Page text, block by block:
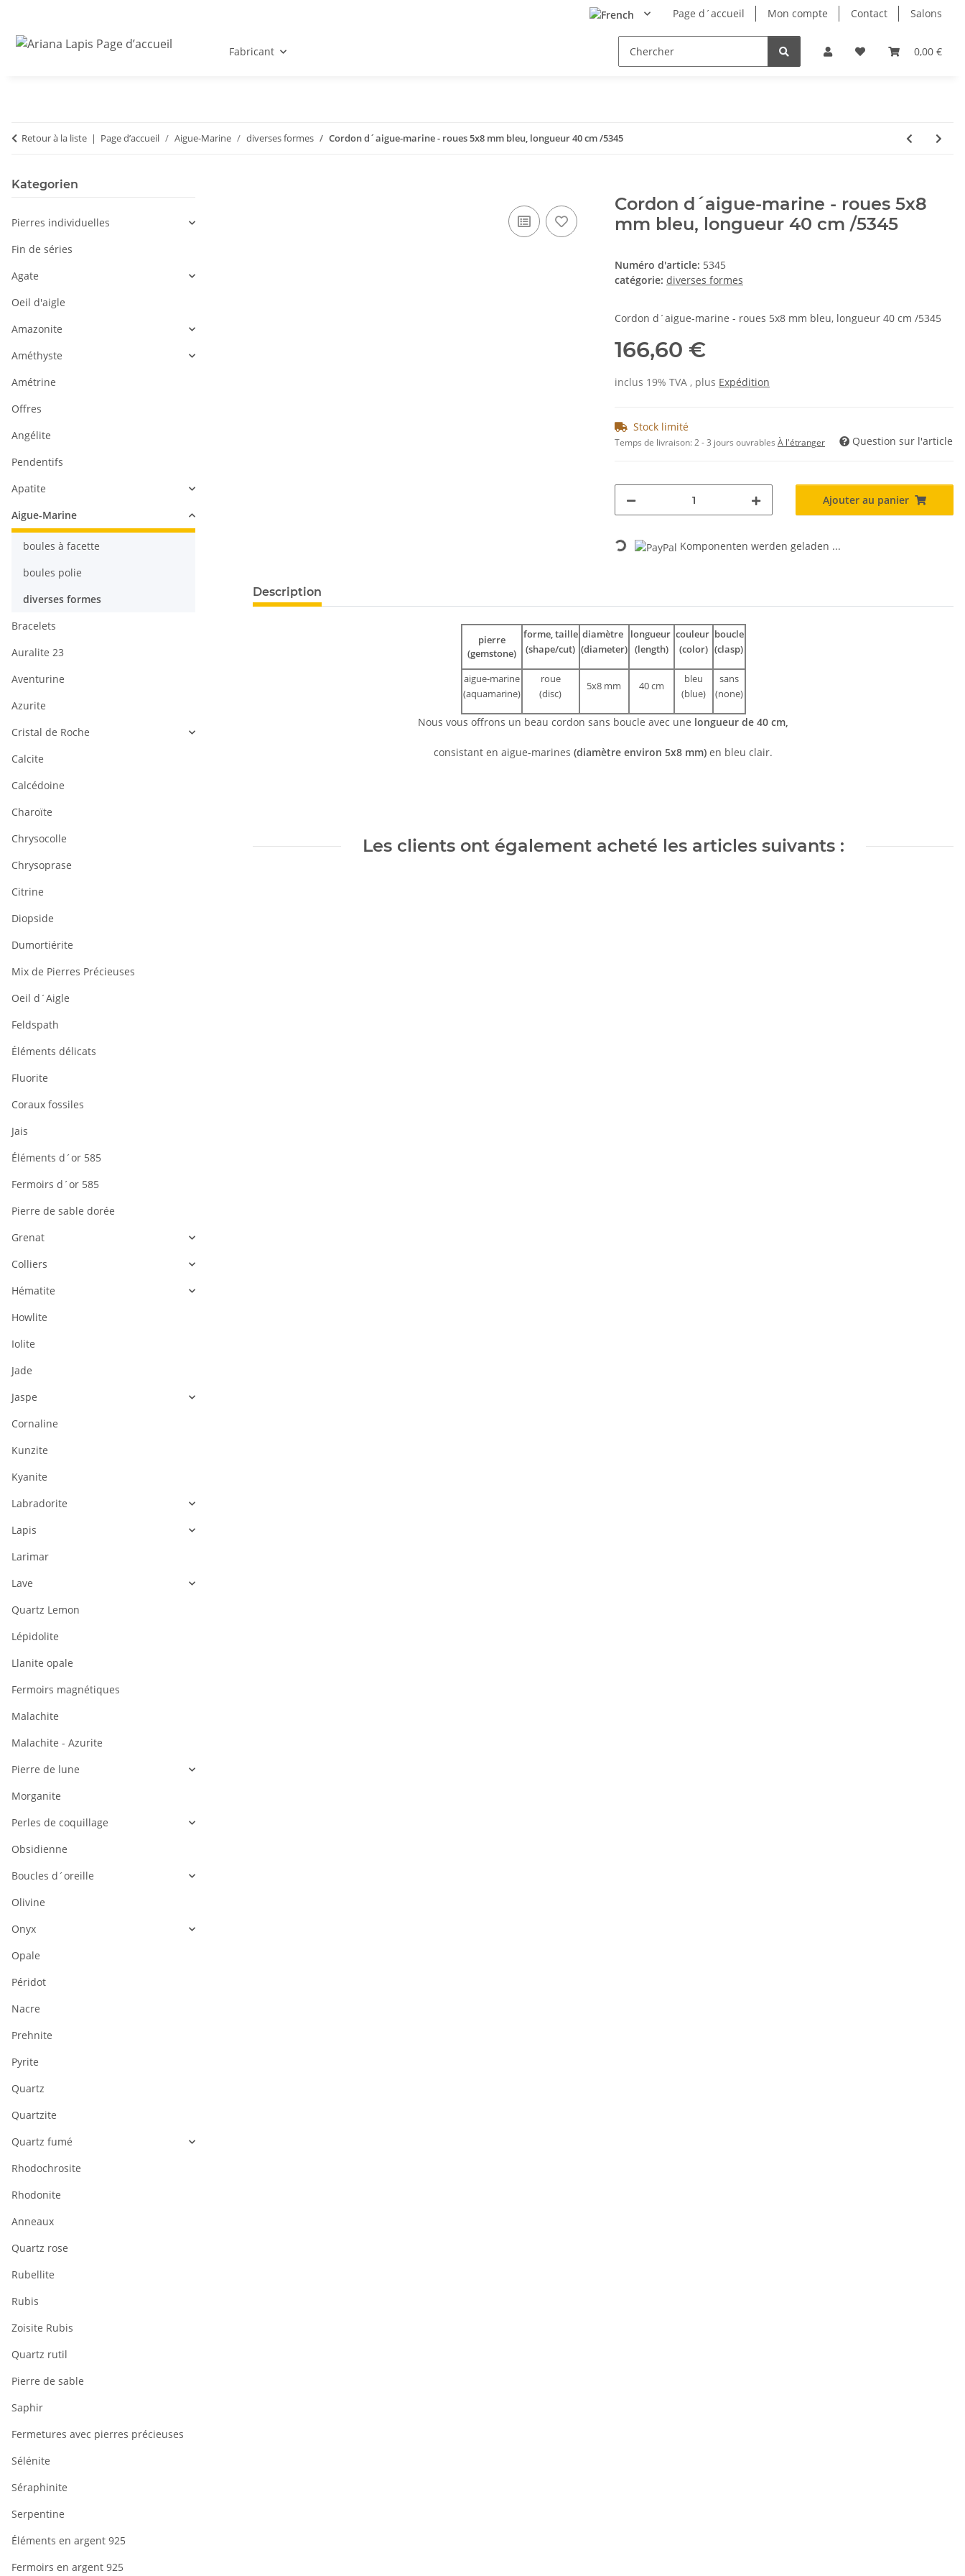
Page d´accueil Mon compte Contact Salons
0,00 €
Fabricant
Retour à la liste Page d’accueil Aigue-Marine diverses formes Cordon d´aigue-marine - roues 5x8 mm bleu, longueur 40 cm /5345
Cordon d´aigue-marine - roues 5x8
mm bleu, longueur 40 cm /5345
Numéro d'article: 5345
catégorie: diverses formes
Cordon d´aigue-marine - roues 5x8 mm bleu, longueur 40 cm /5345
166,60 €
inclus 19% TVA , plus Expédition
Stock limité
Temps de livraison:2 - 3 jours ouvrables À l'étranger Question sur l'article
Ajouter au panier
Loading... Komponenten werden geladen ...
Description
pierre
(gemstone)
forme, taille
(shape/cut)
diamètre
(diameter)
longueur
(length)
couleur
(color)
boucle
(clasp)
aigue-marine
(aquamarine)
roue
(disc)
5x8 mm 40 cm
bleu
(blue)
sans
(none)
Nous vous offrons un beau cordon sans boucle avec une longueur de 40 cm,
consistant en aigue-marines (diamètre environ 5x8 mm) en bleu clair.
Les clients ont également acheté les articles suivants :
Kategorien
Pierres individuelles
Fin de séries
Agate
Oeil d'aigle
Amazonite
Améthyste
Amétrine
Offres
Angélite
Pendentifs
Apatite
Aigue-Marine
boules à facette
boules polie
diverses formes
Bracelets
Auralite 23
Aventurine
Azurite
Cristal de Roche
Calcite
Calcédoine
Charoïte
Chrysocolle
Chrysoprase
Citrine
Diopside
Dumortiérite
Mix de Pierres Précieuses
Oeil d´Aigle
Feldspath
Éléments délicats
Fluorite
Coraux fossiles
Jais
Éléments d´or 585
Fermoirs d´or 585
Pierre de sable dorée
Grenat
Colliers
Hématite
Howlite
Iolite
Jade
Jaspe
Cornaline
Kunzite
Kyanite
Labradorite
Lapis
Larimar
Lave
Quartz Lemon
Lépidolite
Llanite opale
Fermoirs magnétiques
Malachite
Malachite - Azurite
Pierre de lune
Morganite
Perles de coquillage
Obsidienne
Boucles d´oreille
Olivine
Onyx
Opale
Péridot
Nacre
Prehnite
Pyrite
Quartz
Quartzite
Quartz fumé
Rhodochrosite
Rhodonite
Anneaux
Quartz rose
Rubellite
Rubis
Zoisite Rubis
Quartz rutil
Pierre de sable
Saphir
Fermetures avec pierres précieuses
Sélénite
Séraphinite
Serpentine
Éléments en argent 925
Fermoirs en argent 925